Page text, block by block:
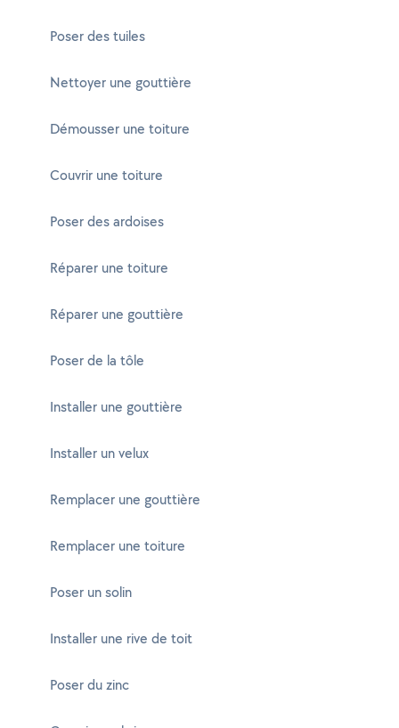
Poser des tuiles
Nettoyer une gouttière
Démousser une toiture
Couvrir une toiture
Poser des ardoises
Réparer une toiture
Réparer une gouttière
Poser de la tôle
Installer une gouttière
Installer un velux
Remplacer une gouttière
Remplacer une toiture
Poser un solin
Installer une rive de toit
Poser du zinc